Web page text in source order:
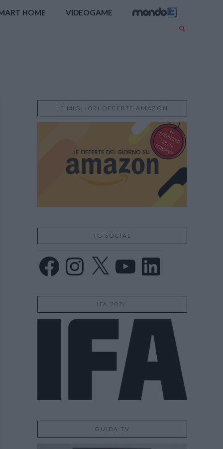
HOME VIDEOGAME
LE MIGLIORI OFFERTE AMAZON
TG SOCIAL
Facebook Instagram YouTube LinkedIn
IFA 2026
GUIDA TV